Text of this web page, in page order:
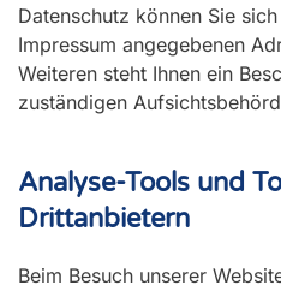
Datenschutz können Sie
Impressum angegebenen
Weiteren steht Ihnen ein
zuständigen
Analyse-Tools und
Drittanbietern
Beim Besuch unserer